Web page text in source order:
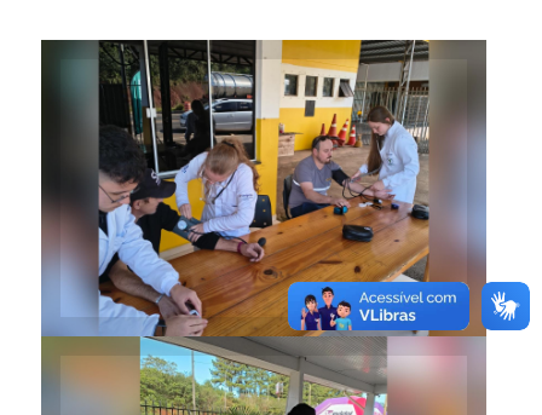
Ações proporcionaram melhor
bem-estar aos motoristas